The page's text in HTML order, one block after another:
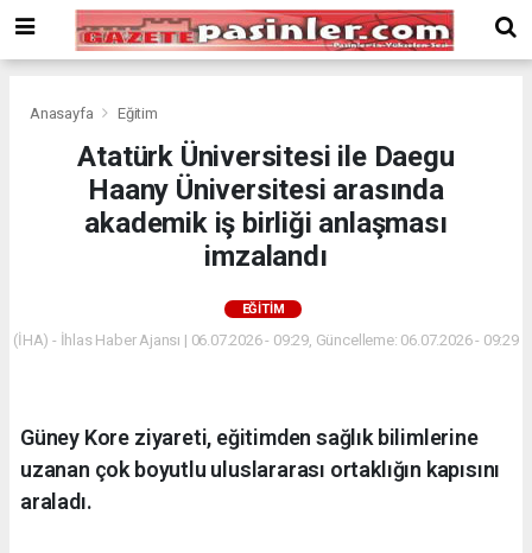
Bonusu
Veren
deneme
Bonus
Anasayfa Eğitim
Atatürk Üniversitesi ile Daegu
Haany Üniversitesi arasında
akademik iş birliği anlaşması
imzalandı
EĞITIM
(İHA) - İhlas Haber Ajansı | 06.07.2026 - 09:29, Güncelleme: 06.07.2026 - 09:29
Güney Kore ziyareti, eğitimden sağlık bilimlerine
uzanan çok boyutlu uluslararası ortaklığın kapısını
araladı.